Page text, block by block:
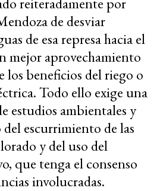
de desviar
de esa represa hacia el
mejor aprovechamiento
los beneficios del riego o
Todo ello exige una
estudios ambientales y
escurrimiento de las
y del uso del
que tenga el consenso
involucradas.